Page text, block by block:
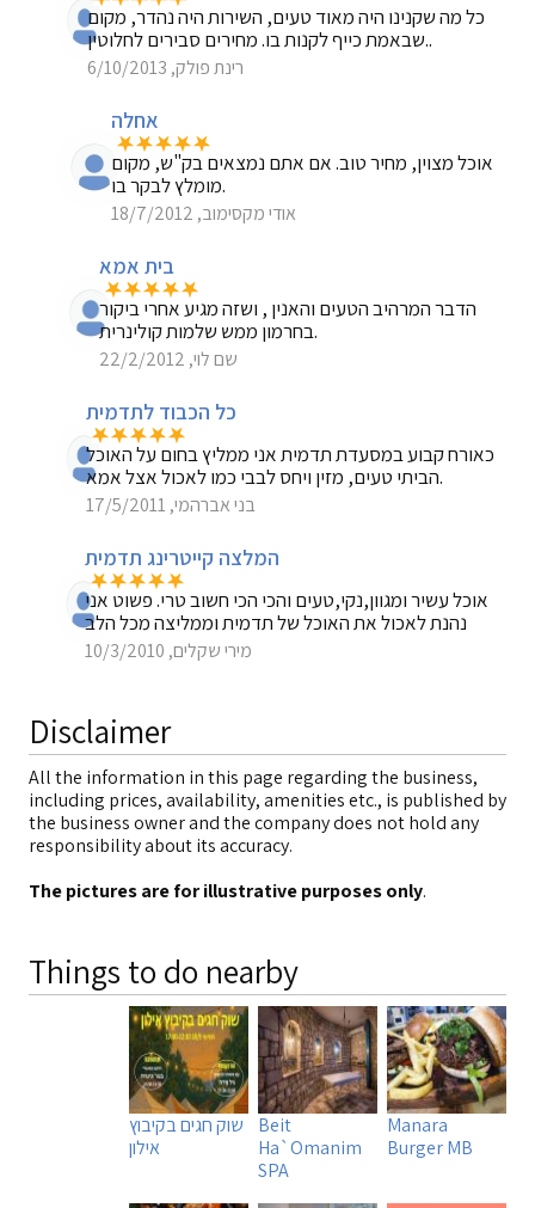
כל מה שקנינו היה מאוד טעים, השירות היה נהדר, מקום
שבאמת כייף לקנות בו. מחירים סבירים לחלוטין..
רינת פולק, 6/10/2013
אחלה
אוכל מצוין, מחיר טוב. אם אתם נמצאים בק"ש, מקום
מומלץ לבקר בו.
אודי מקסימוב, 18/7/2012
בית אמא
הדבר המרהיב הטעים והאנין , ושזה מגיע אחרי ביקור
בחרמון ממש שלמות קולינרית.
שם לוי, 22/2/2012
כל הכבוד לתדמית
כאורח קבוע במסעדת תדמית אני ממליץ בחום על האוכל
הביתי טעים, מזין ויחס לבבי כמו לאכול אצל אמא.
בני אברהמי, 17/5/2011
המלצה קייטרינג תדמית
אוכל עשיר ומגוון,נקי,טעים והכי הכי חשוב טרי. פשוט אני
נהנת לאכול את האוכל של תדמית וממליצה מכל הלב
מירי שקלים, 10/3/2010
Disclaimer
All the information in this page regarding the business,
including prices, availability, amenities etc., is published by
the business owner and the company does not hold any
responsibility about its accuracy.
The pictures are for illustrative purposes only.
Things to do nearby
Manara
Burger MB
Beit
Ha`Omanim
SPA
שוק חגים בקיבוץ
אילון